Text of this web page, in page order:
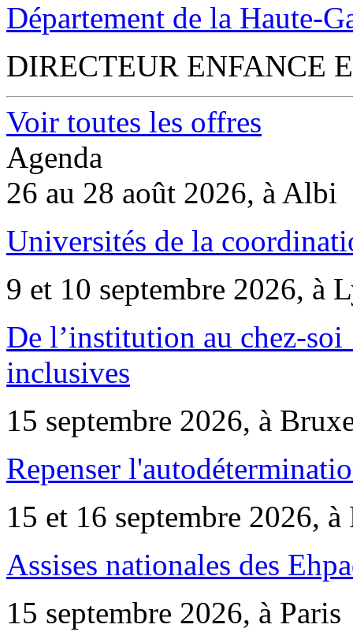
Département de la Haute-
DIRECTEUR ENFANCE
Voir toutes les offres
Agenda
26 au 28 août 2026, à Albi
Universités de la
9 et 10 septembre 2026, à
De l’institution au chez-
inclusives
15 septembre 2026, à
Repenser
15 et 16 septembre 2026, à
Assises nationales des
15 septembre 2026, à Paris